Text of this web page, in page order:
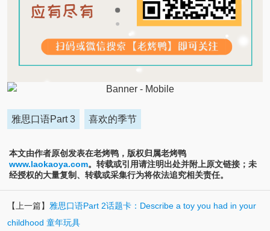
雅思口语Part 3 喜欢的季节
本文由作者原创发表在老烤鸭，版权归属老烤鸭
www.laokaoya.com。转载或引用请注明出处并附上原文链接；未
经授权的大量复制、转载或采集行为将依法追究相关责任。
【上一篇】 雅思口语Part 2话题卡：Describe a toy you had in your
childhood 童年玩具